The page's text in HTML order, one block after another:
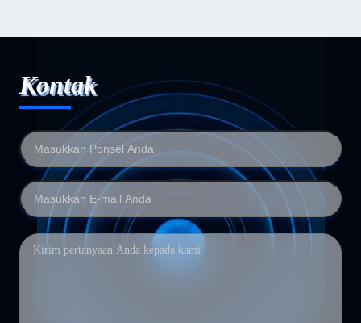
Kontak